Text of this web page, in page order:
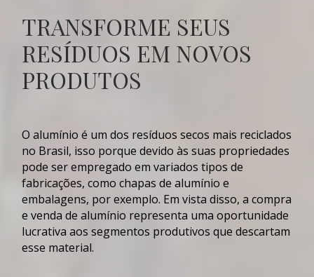
TRANSFORME SEUS
RESÍDUOS EM NOVOS
PRODUTOS
Oalumínio é um dos resíduos secos mais reciclados
no Brasil, isso porque devido às suas propriedades
pode ser empregado em variados tipos de
fabricações, como chapas dealumínio e
embalagens, por exemplo. Em vista disso, acompra
e venda de alumínio representa uma oportunidade
lucrativa aos segmentos produtivos que descartam
esse material.